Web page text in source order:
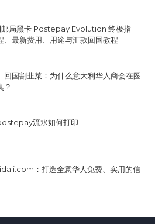
邮局黑卡 Postepay Evolution 终极指
、最新费用、用途与汇款回国教程
回国割韭菜：为什么意大利华人商会在圈
？
流水如何打印
：打造全意华人免费、实用的信